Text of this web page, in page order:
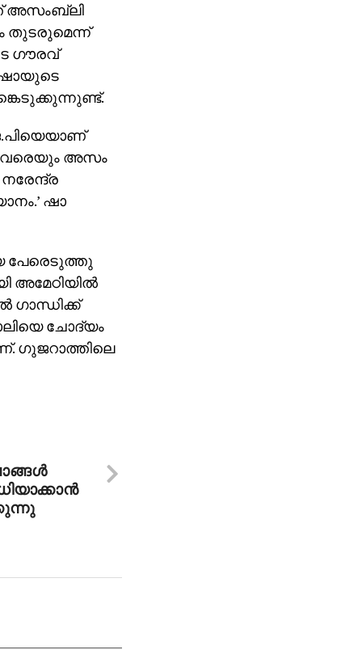
അസംബ്ലി
തുടരുമെന്ന്
ഗൗരവ്
വരെയും അസം
ഷാ
പേരെടുത്തു
അമേഠിയില്‍
ഗാന്ധിക്ക്
ചോദ്യം
ഗുജറാത്തിലെ